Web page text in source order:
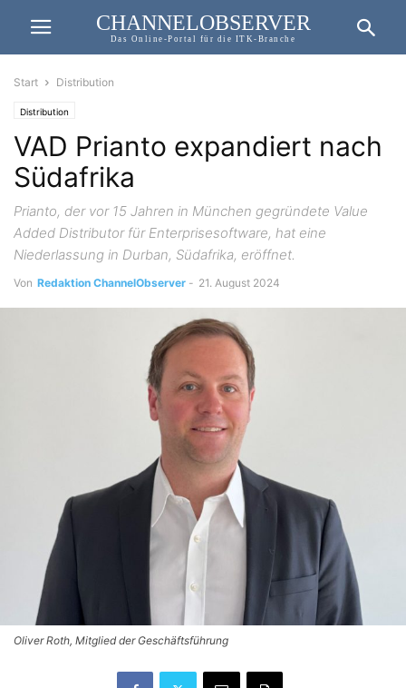
CHANNELOBSERVER
Das Online-Portal für die ITK-Branche
Start Distribution
Distribution
VAD Prianto expandiert nach
Südafrika
Prianto, der vor 15 Jahren in München gegründete Value
Added Distributor für Enterprisesoftware, hat eine
Niederlassung in Durban, Südafrika, eröffnet.
Von Redaktion ChannelObserver - 21. August 2024
Oliver Roth, Mitglied der Geschäftsführung